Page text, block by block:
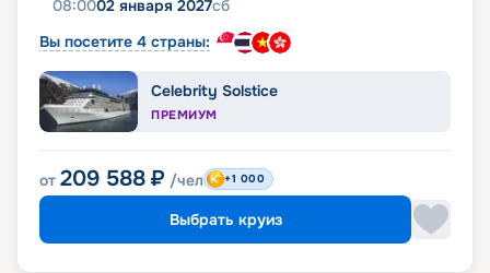
08:0002 января 2027сб
Вы посетите 4 страны:
Celebrity Solstice
ПРЕМИУМ
от 209 588 ₽ /чел +1 000
Выбрать круиз